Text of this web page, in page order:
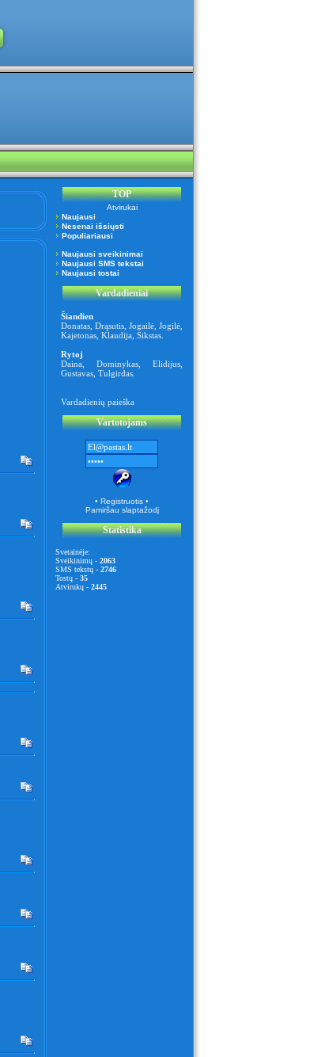
TOP
Atvirukai
Naujausi
Nesenai išsiųsti
Populiariausi
Naujausi sveikinimai
Naujausi SMS tekstai
Naujausi tostai
Vardadieniai
Šiandien
Donatas, Drąsutis,Jogailė ,Jogilė
Kajetonas, Klaudija, Sikstas.
Rytoj
Daina, Dominykas ,Elidijus
Gustavas, Tulgirdas.
Vardadienių paieška
Vartotojams
• Registruotis •
Pamiršau slaptažodį
Statistika
Svetainėje:
Sveikinimų - 2063
SMS tekstų - 2746
Tostų - 35
Atvirukų - 2445